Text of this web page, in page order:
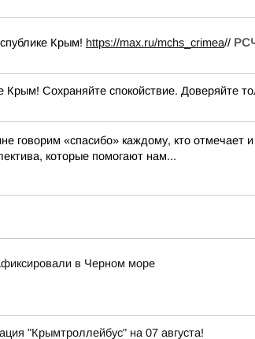
Крым! https://max.ru/mchs_crimea//
Сохраняйте спокойствие. Доверяйте
говорим «спасибо» каждому, кто
которые помогают нам...
в Черном море
"Крымтроллейбус" на 07 августа!